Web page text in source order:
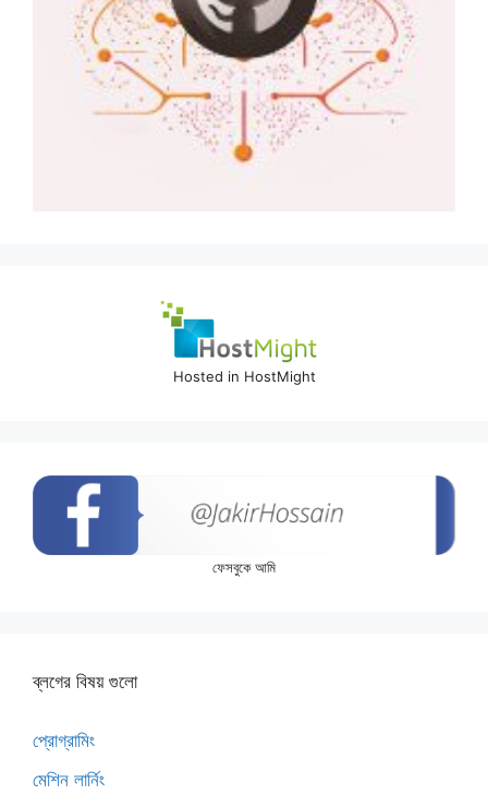
Hosted in HostMight
ফেসবুকে আমি
ব্লগের বিষয় গুলো
প্রোগ্রামিং
মেশিন লার্নিং